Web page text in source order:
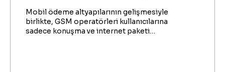
Mobil ödeme altyapılarının gelişmesiyle
birlikte, GSM operatörleri kullanıcılarına
sadece konuşma ve internet paketi